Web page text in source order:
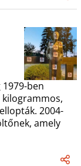
ben
2004-
amely